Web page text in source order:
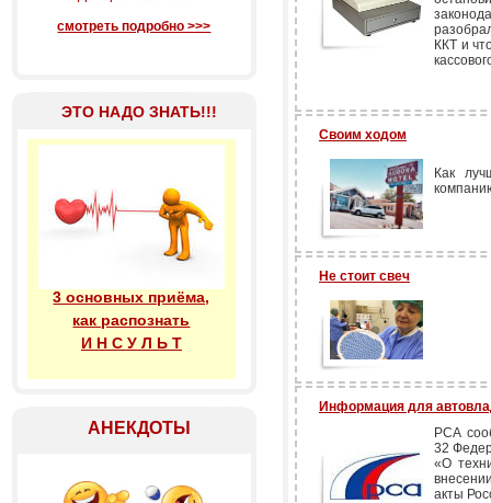
смотреть подробно >>>
ЭТО НАДО ЗНАТЬ!!!
3 основных приёма,
как распознать
И Н С У Л Ь Т
АНЕКДОТЫ
ККТ и
Своим ходом
Как
Не стоит свеч
Информация для
РСА
32
«О
акты